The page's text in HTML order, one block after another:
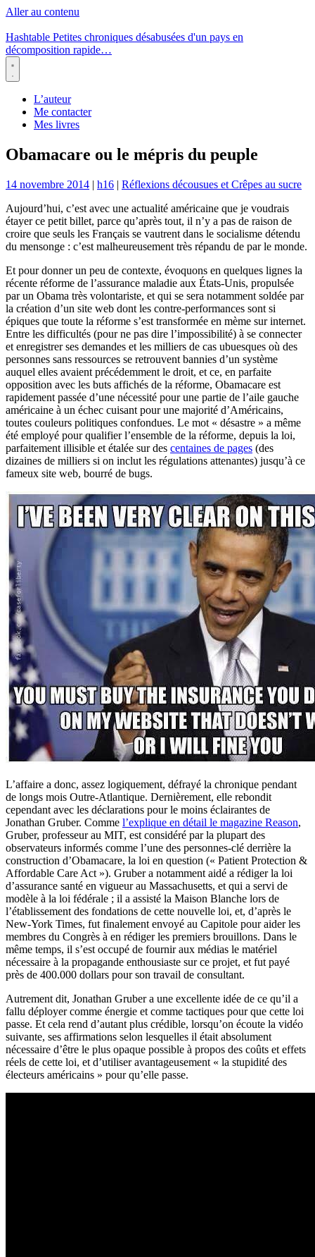
Aller au contenu
Hashtable Petites chroniques désabusées d'un pays en
décomposition rapide…
Menu
L’auteur
Me contacter
Mes livres
Obamacare ou le mépris du peuple
14 novembre 2014 | h16 | Réflexions décousues et Crêpes au sucre
Aujourd’hui, c’est avec une actualité américaine que je voudrais
étayer ce petit billet, parce qu’après tout, il n’y a pas de raison de
croire que seuls les Français se vautrent dans le socialisme détendu
du mensonge : c’est malheureusement très répandu de par le monde.
Et pour donner un peu de contexte, évoquons en quelques lignes la
récente réforme de l’assurance maladie aux États-Unis, propulsée
par un Obama très volontariste, et qui se sera notamment soldée par
la création d’un site web dont les contre-performances sont si
épiques que toute la réforme s’est transformée en mème sur internet.
Entre les difficultés (pour ne pas dire l’impossibilité) à se connecter
et enregistrer ses demandes et les milliers de cas ubuesques où des
personnes sans ressources se retrouvent bannies d’un système
auquel elles avaient précédemment le droit, et ce, en parfaite
opposition avec les buts affichés de la réforme, Obamacare est
rapidement passée d’une nécessité pour une partie de l’aile gauche
américaine à un échec cuisant pour une majorité d’Américains,
toutes couleurs politiques confondues. Le mot « désastre » a même
été employé pour qualifier l’ensemble de la réforme, depuis la loi,
parfaitement illisible et étalée sur des centaines de pages (des
dizaines de milliers si on inclut les régulations attenantes) jusqu’à ce
fameux site web, bourré de bugs.
L’affaire a donc, assez logiquement, défrayé la chronique pendant
de longs mois Outre-Atlantique. Dernièrement, elle rebondit
cependant avec les déclarations pour le moins éclairantes de
Jonathan Gruber. Comme l’explique en détail le magazine Reason,
Gruber, professeur au MIT, est considéré par la plupart des
observateurs informés comme l’une des personnes-clé derrière la
construction d’Obamacare, la loi en question (« Patient Protection &
Affordable Care Act »). Gruber a notamment aidé a rédiger la loi
d’assurance santé en vigueur au Massachusetts, et qui a servi de
modèle à la loi fédérale ; il a assisté la Maison Blanche lors de
l’établissement des fondations de cette nouvelle loi, et, d’après le
New-York Times, fut finalement envoyé au Capitole pour aider les
membres du Congrès à en rédiger les premiers brouillons. Dans le
même temps, il s’est occupé de fournir aux médias le matériel
nécessaire à la propagande enthousiaste sur ce projet, et fut payé
près de 400.000 dollars pour son travail de consultant.
Autrement dit, Jonathan Gruber a une excellente idée de ce qu’il a
fallu déployer comme énergie et comme tactiques pour que cette loi
passe. Et cela rend d’autant plus crédible, lorsqu’on écoute la vidéo
suivante, ses affirmations selon lesquelles il était absolument
nécessaire d’être le plus opaque possible à propos des coûts et effets
réels de cette loi, et d’utiliser avantageusement « la stupidité des
électeurs américains » pour qu’elle passe.